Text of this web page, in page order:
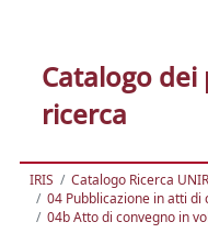
Catalogo
ricerca
IRIS
Catalogo Ricerca
04 Pubblicazione in atti di
04b Atto di convegno in